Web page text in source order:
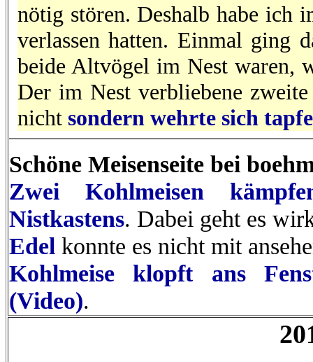
nötig stören. Deshalb habe ich
verlassen hatten. Einmal ging
beide Altvögel im Nest waren,
Der im Nest verbliebene
nicht sondern wehrte sich
Schöne Meisenseite bei
Zwei Kohlmeisen
Nistkastens. Dabei geht es
Edel konnte es nicht mit
Kohlmeise klopft ans
(Video).